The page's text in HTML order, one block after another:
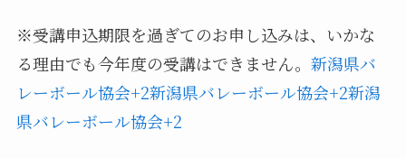
※受講申込期限を過ぎてのお申し込みは、いかな
る理由でも今年度の受講はできません。 新潟県バ
レーボール協会+2新潟県バレーボール協会+2新潟
県バレーボール協会+2